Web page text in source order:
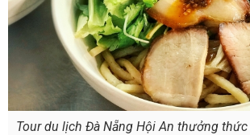
Tour du lịch Đà Nẵng Hội An thưởng